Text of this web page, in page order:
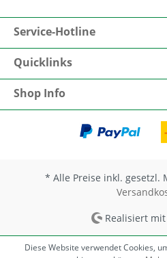
Unterdeckplatten aus
B. in Kehlen und
Anschlüsse an angrenzende
Service-Hotline
Quicklinks
Shop Info
* Alle Preise inkl. gesetzl.
Realisiert
Diese Website verwendet Cookies,